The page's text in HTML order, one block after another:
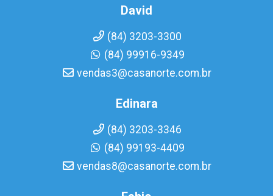
David
(84) 3203-3300
(84) 99916-9349
vendas3@casanorte.com.br
Edinara
(84) 3203-3346
(84) 99193-4409
vendas8@casanorte.com.br